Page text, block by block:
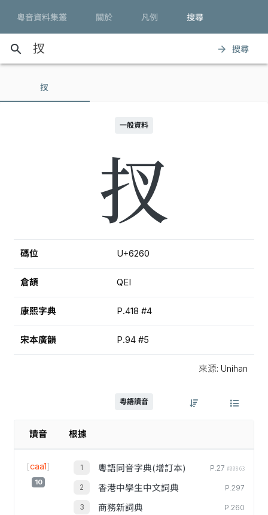
粵音資料集叢 關於 凡例 搜尋
search arrow_forward 搜尋
扠
一般資料
扠
碼位 U+6260
倉頡 QEI
康熙字典 P.418 #4
宋本廣韻 P.94 #5
來源: Unihan
粵語讀音
讀音 根據
[caa1]
10
粵語同音字典(增訂本) P.27 #00863
香港中學生中文詞典 P.297
商務新詞典 P.260